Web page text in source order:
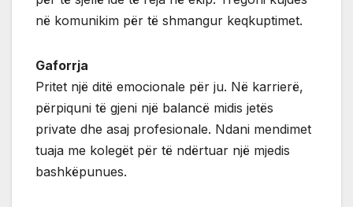
në komunikim për të shmangur keqkuptimet.
Gaforrja
Pritet një ditë emocionale për ju. Në karrierë,
përpiquni të gjeni një balancë midis jetës
private dhe asaj profesionale. Ndani mendimet
tuaja me kolegët për të ndërtuar një mjedis
bashkëpunues.